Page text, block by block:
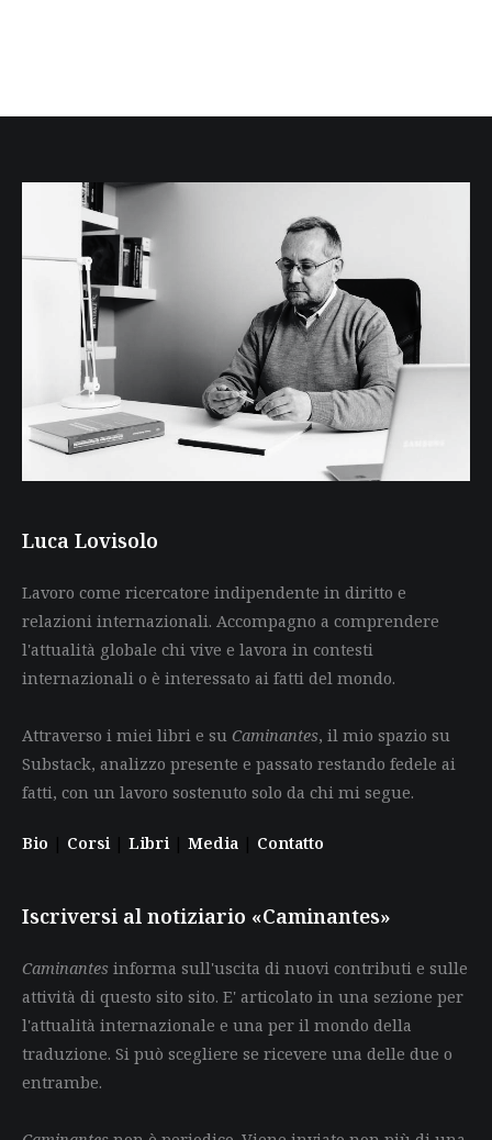
Luca Lovisolo
Lavoro come ricercatore indipendente in diritto e
relazioni internazionali. Accompagno a comprendere
l'attualità globale chi vive e lavora in contesti
internazionali o è interessato ai fatti del mondo.
Attraverso i miei libri e su Caminantes, il mio spazio su
Substack, analizzo presente e passato restando fedele ai
fatti, con un lavoro sostenuto solo da chi mi segue.
Bio | Corsi | Libri | Media | Contatto
Iscriversi al notiziario «Caminantes»
Caminantes informa sull'uscita di nuovi contributi e sulle
attività di questo sito sito. E' articolato in una sezione per
l'attualità internazionale e una per il mondo della
traduzione. Si può scegliere se ricevere una delle due o
entrambe.